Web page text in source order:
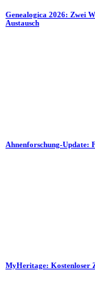
Genealogica 2026: Zwei
Austausch
Ahnenforschung-Update:
MyHeritage: Kostenloser